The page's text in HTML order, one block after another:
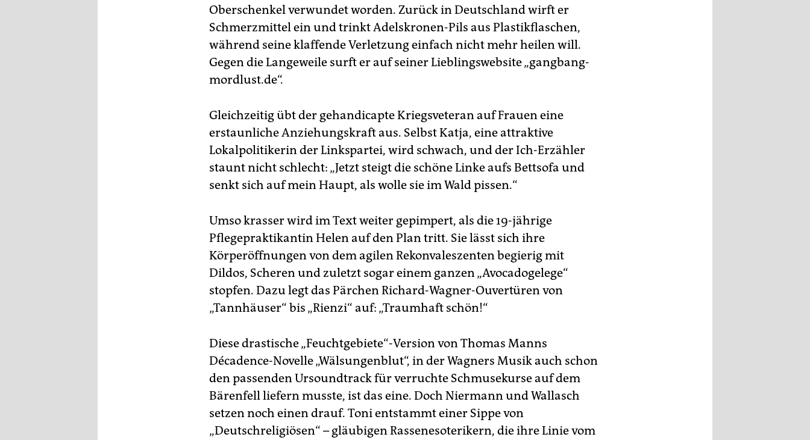
Oberschenkel verwundet worden. Zurück in Deutschland wirft er
Schmerzmittel ein und trinkt Adelskronen-Pils aus Plastikflaschen,
während seine klaffende Verletzung einfach nicht mehr heilen will.
Gegen die Langeweile surft er auf seiner Lieblingswebsite „gangbang-
mordlust.de“.
Gleichzeitig übt der gehandicapte Kriegsveteran auf Frauen eine
erstaunliche Anziehungskraft aus. Selbst Katja, eine attraktive
Lokalpolitikerin der Linkspartei, wird schwach, und der Ich-Erzähler
staunt nicht schlecht: „Jetzt steigt die schöne Linke aufs Bettsofa und
senkt sich auf mein Haupt, als wolle sie im Wald pissen.“
Umso krasser wird im Text weiter gepimpert, als die 19-jährige
Pflegepraktikantin Helen auf den Plan tritt. Sie lässt sich ihre
Körperöffnungen von dem agilen Rekonvaleszenten begierig mit
Dildos, Scheren und zuletzt sogar einem ganzen „Avocadogelege“
stopfen. Dazu legt das Pärchen Richard-Wagner-Ouvertüren von
„Tannhäuser“ bis „Rienzi“ auf: „Traumhaft schön!“
Diese drastische „Feuchtgebiete“-Version von Thomas Manns
Décadence-Novelle „Wälsungenblut“, in der Wagners Musik auch schon
den passenden Ursoundtrack für verruchte Schmusekurse auf dem
Bärenfell liefern musste, ist das eine. Doch Niermann und Wallasch
setzen noch einen drauf. Toni entstammt einer Sippe von
„Deutschreligiösen“ – gläubigen Rassenesoterikern, die ihre Linie vom